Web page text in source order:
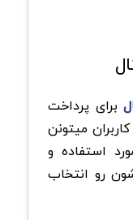
برای پرداخت
میتونن
استفاده و
رو انتخاب